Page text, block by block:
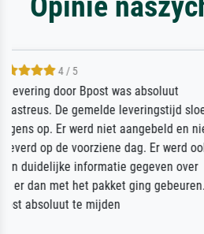
Sehr gute Qualität des
des Rahmens! Unser Bild
sorgfältig und sicher
unbeschadet bei uns
unser letzter Meisterdruck
Dank!